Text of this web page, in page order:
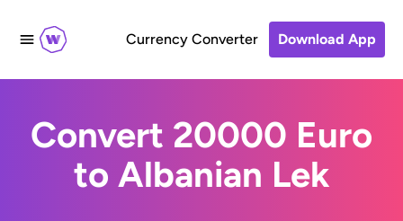
Currency Converter Download App
Convert 20000 Euro
to Albanian Lek